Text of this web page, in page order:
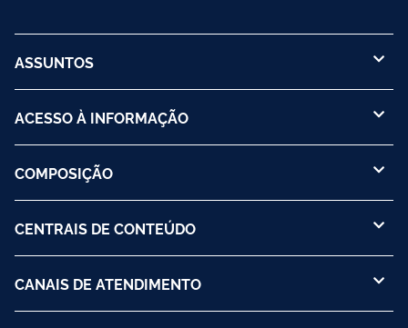
ASSUNTOS
ACESSO À INFORMAÇÃO
COMPOSIÇÃO
CENTRAIS DE CONTEÚDO
CANAIS DE ATENDIMENTO